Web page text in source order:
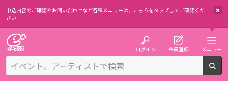
申込内容のご確認やお問い合わせなど各種メニューは、 こちらをタップしてご確認くだ
さい
ログイン 会員登録 メニュー